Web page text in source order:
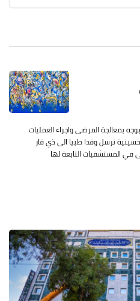
بمعالجة المرضى واجراء العمليات
ترسل وفدا طبيا الى ذي قار
المستشفيات التابعة لها